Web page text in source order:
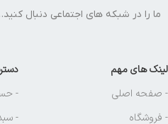
ما را در شبکه های اجتماعی دنبال
لینک های مهم
- صفحه اصلی
- فروشگاه
-
-